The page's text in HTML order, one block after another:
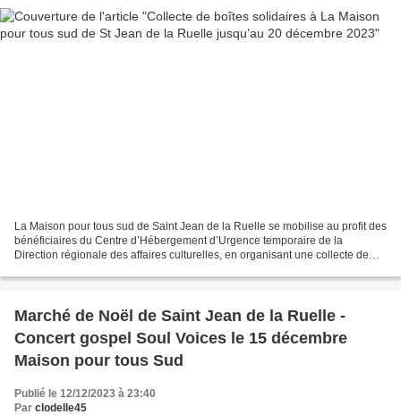
La Maison pour tous sud de Saint Jean de la Ruelle se mobilise au profit des
bénéficiaires du Centre d’Hébergement d’Urgence temporaire de la
Direction régionale des affaires culturelles, en organisant une collecte de
Marché de Noël de Saint Jean de la Ruelle -
Concert gospel Soul Voices le 15 décembre
Maison pour tous Sud
Publié le 12/12/2023 à 23:40
Par clodelle45